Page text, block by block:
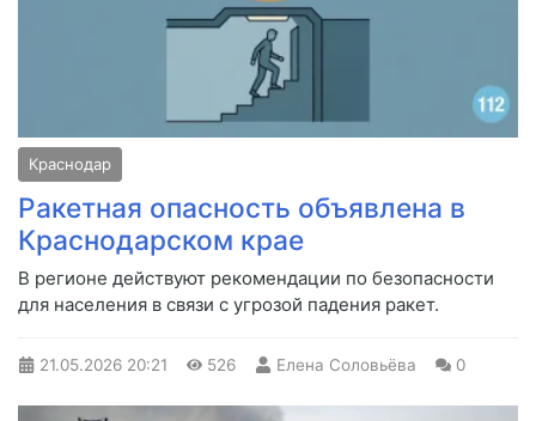
Краснодар
Ракетная опасность объявлена в
Краснодарском крае
В регионе действуют рекомендации по безопасности
для населения в связи с угрозой падения ракет.
21.05.2026 20:21 526 Елена Соловьёва 0